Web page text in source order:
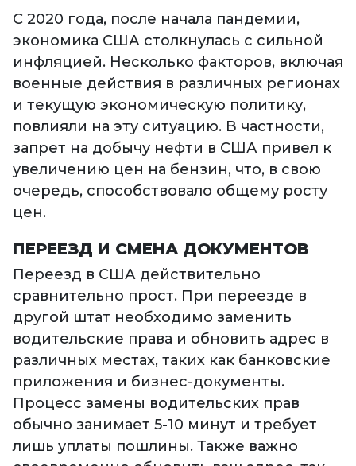
С 2020 года, после начала пандемии,
экономика США столкнулась с сильной
инфляцией. Несколько факторов, включая
военные действия в различных регионах
и текущую экономическую политику,
повлияли на эту ситуацию. В частности,
запрет на добычу нефти в США привел к
увеличению цен на бензин, что, в свою
очередь, способствовало общему росту
цен.
ПЕРЕЕЗД И СМЕНА ДОКУМЕНТОВ
Переезд в США действительно
сравнительно прост. При переезде в
другой штат необходимо заменить
водительские права и обновить адрес в
различных местах, таких как банковские
приложения и бизнес-документы.
Процесс замены водительских прав
обычно занимает 5-10 минут и требует
лишь уплаты пошлины. Также важно